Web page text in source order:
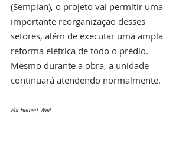
(Semplan), o projeto vai permitir uma
importante reorganização desses
setores, além de executar uma ampla
reforma elétrica de todo o prédio.
Mesmo durante a obra, a unidade
continuará atendendo normalmente.
Por Herbert Weil